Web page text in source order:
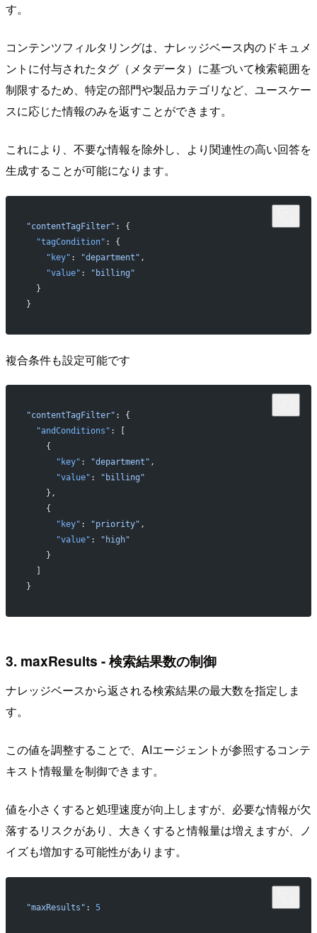
す。
コンテンツフィルタリングは、ナレッジベース内のドキュメ
ントに付与されたタグ（メタデータ）に基づいて検索範囲を
制限するため、特定の部門や製品カテゴリなど、ユースケー
スに応じた情報のみを返すことができます。
これにより、不要な情報を除外し、より関連性の高い回答を
生成することが可能になります。
"contentTagFilter" : {
  "tagCondition"
: {
    "key"
: "department" ,
    "value"
:
"billing"
  }
}
複合条件も設定可能です
"contentTagFilter" : {
  "andConditions"
: [
    {
      "key"
: "department" ,
      "value"
:
"billing"
    },
    {
      "key"
: "priority" ,
      "value"
:
"high"
    }
}
3. maxResults - 検索結果数の制御
ナレッジベースから返される検索結果の最大数を指定しま
す。
この値を調整することで、AIエージェントが参照するコンテ
キスト情報量を制御できます。
値を小さくすると処理速度が向上しますが、必要な情報が欠
落するリスクがあり、大きくすると情報量は増えますが、ノ
イズも増加する可能性があります。
"maxResults" : 5